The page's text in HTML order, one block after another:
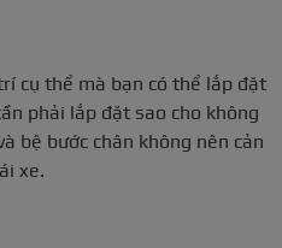
cụ thể mà bạn có thể lắp đặt
phải lắp đặt sao cho không
bệ bước chân không nên cản
xe.